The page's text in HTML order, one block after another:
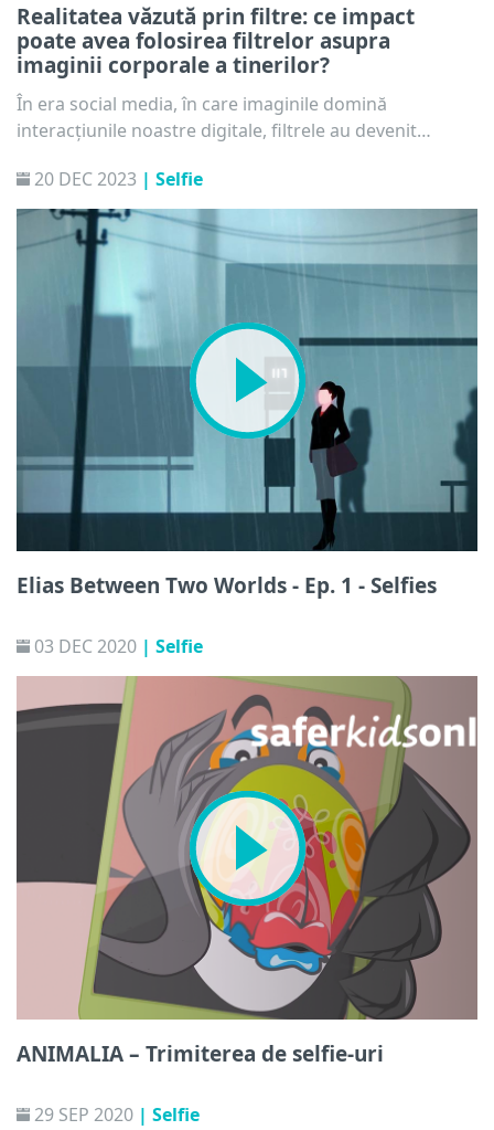
Realitatea văzută prin filtre: ce impact
poate avea folosirea filtrelor asupra
imaginii corporale a tinerilor?
În era social media, în care imaginile domină
interacțiunile noastre digitale, filtrele au devenit
modificarea înfățișării. Acest articol explorează
pericolele asociate cu utilizarea filtrelor pe platformele
de socializare și modul în care acestea pot avea un
impact asupra bunăstării mintale a tinerei generații.
20 DEC 2023 | Selfie
Elias Between Two Worlds - Ep. 1 - Selfies
03 DEC 2020 | Selfie
ANIMALIA – Trimiterea de selfie-uri
29 SEP 2020 | Selfie